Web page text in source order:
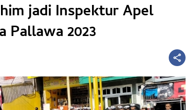
jadi Inspektur Apel
Pallawa 2023